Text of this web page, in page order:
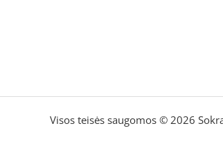
Visos teisės saugomos © 2026